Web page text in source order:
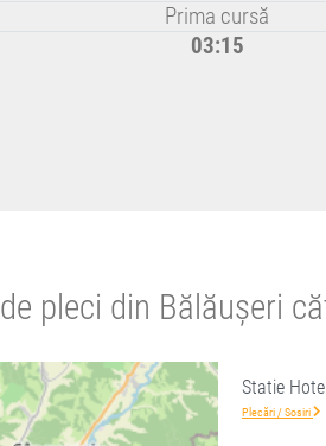
Prima cursă
03:15
pleci din Bălăușeri
Statie
Plecări / Sosiri